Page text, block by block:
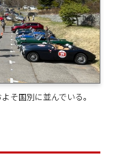
そ国別に並んでいる。